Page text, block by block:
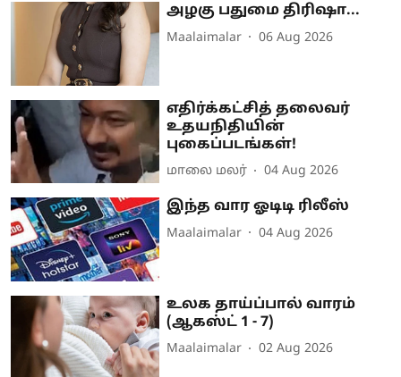
அழகு பதுமை திரிஷா...
Maalaimalar 06 Aug 2026
எதிர்க்கட்சித் தலைவர்
உதயநிதியின்
புகைப்படங்கள்!
மாலை மலர் 04 Aug 2026
இந்த வார ஓடிடி ரிலீஸ்
Maalaimalar 04 Aug 2026
உலக தாய்ப்பால் வாரம்
(ஆகஸ்ட் 1 - 7)
Maalaimalar 02 Aug 2026